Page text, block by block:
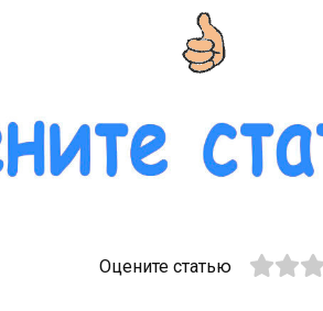
Оцените статью